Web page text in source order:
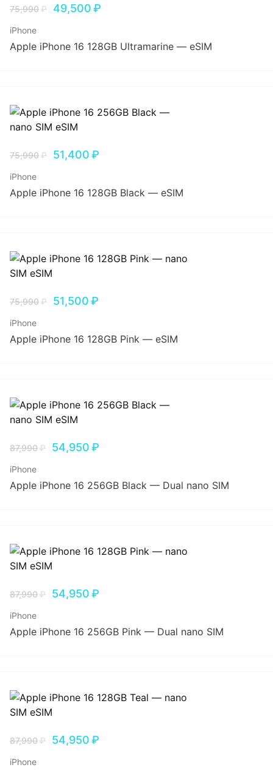
75,990₽ 49,500₽
iPhone
Apple iPhone 16 128GB Ultramarine — eSIM
75,990₽ 51,400₽
iPhone
Apple iPhone 16 128GB Black — eSIM
75,990₽ 51,500₽
iPhone
Apple iPhone 16 128GB Pink — eSIM
87,990₽ 54,950₽
iPhone
Apple iPhone 16 256GB Black — Dual nano SIM
87,990₽ 54,950₽
iPhone
Apple iPhone 16 256GB Pink — Dual nano SIM
87,990₽ 54,950₽
iPhone